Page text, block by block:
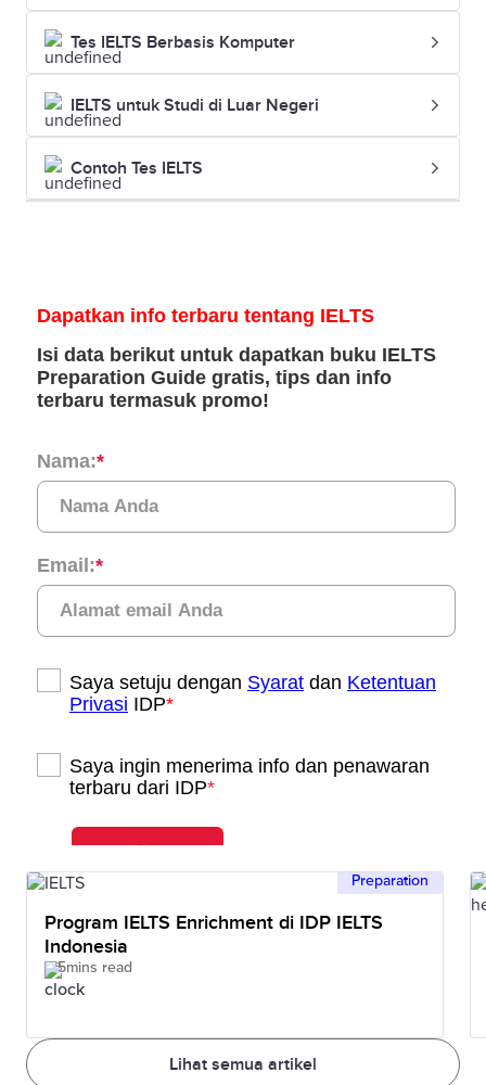
Perancis,
Korea
Swedia,
Kanada,
Jerman,
Finlandia
Beasiswa
LPDP
(Lembaga
Pengelola
Dana
Pendidikan)
Inggris,
Tiongkok,
Kanada,
Singapura,
Perancis,
Jerman,
Korea
Selatan,
Finlandia,
Umum) dan
Umum)
Tes IELTS Berbasis Komputer
IELTS untuk Studi di Luar Negeri
Contoh Tes IELTS
Lihat semua artikel
Preparation
Program IELTS Enrichment di IDP IELTS
Indonesia
5mins read